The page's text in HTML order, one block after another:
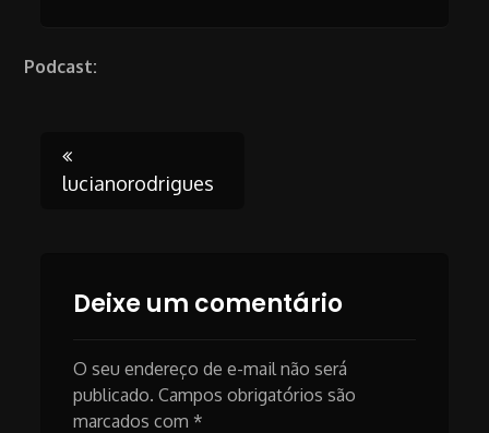
Podcast:
Post
lucianorodrigues
Deixe um comentário
O seu endereço de e-mail não será
publicado. Campos obrigatórios são
marcados com *